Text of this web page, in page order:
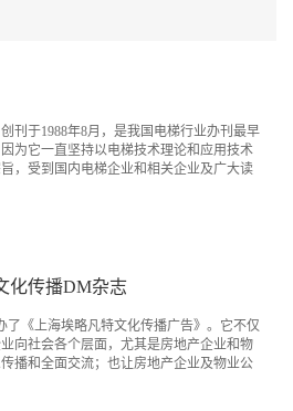
创刊于1988年8月，是我国电梯行业办刊最早
为它一直坚持以电梯技术理论和应用技术
，受到国内电梯企业和相关企业及广大读
化传播DM杂志
了《上海埃略凡特文化传播广告》。它不仅
向社会各个层面，尤其是房地产企业和物
播和全面交流；也让房地产企业及物业公